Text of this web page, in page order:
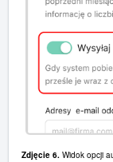
Zdjęcie 6. Widok opcji